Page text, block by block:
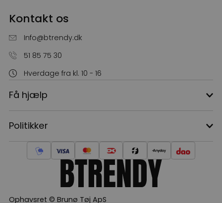
Kontakt os
Info@btrendy.dk
51 85 75 30
Hverdage fra kl. 10 - 16
Få hjælp
Politikker
Ophavsret © Brunø Tøj ApS
10% rabat?
Dametøj
Nej tak, jeg betaler fuld pris